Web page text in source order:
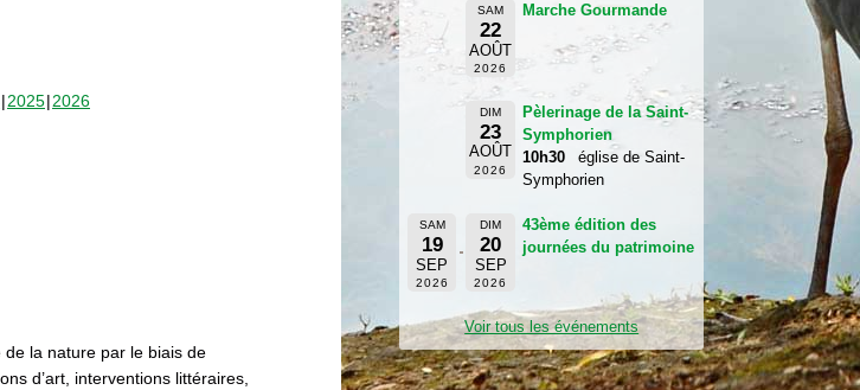
2025 2026
la nature par le biais de
d’art, interventions littéraires,
SAM
22
AOÛT
2026
Marche Gourmande
DIM
23
AOÛT
2026
Pèlerinage de la Saint-
Symphorien
10h30
église de Saint-
Symphorien
SAM
19
SEP
2026
DIM
20
SEP
2026
43ème édition des
journées du patrimoine
Voir tous les événements